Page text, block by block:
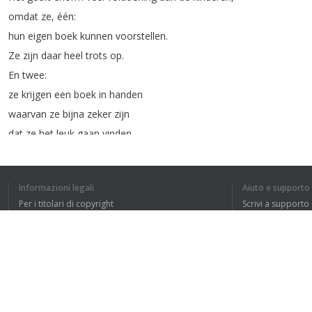
omdat ze, één:
hun eigen boek kunnen voorstellen.
Ze zijn daar heel trots op.
En twee:
ze krijgen een boek in handen
waarvan ze bijna zeker zijn
dat ze het leuk gaan vinden
Informazioni legali
Per i titolari di copyright
Aiuto e supporto
Scrivi a supporto